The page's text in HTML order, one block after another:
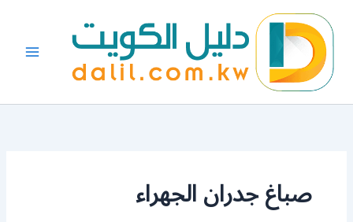
المحتوى
صباغ جدران الجهراء